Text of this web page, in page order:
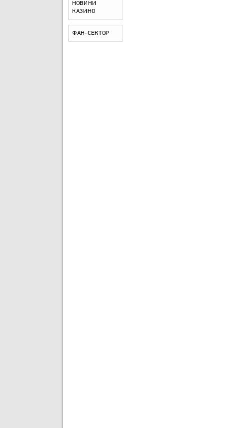
НОВИНИ
КАЗИНО
ФАН-СЕКТОР